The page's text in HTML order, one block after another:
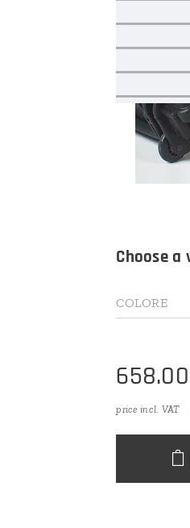
Choose a
COLORE
658.00
price incl. VAT